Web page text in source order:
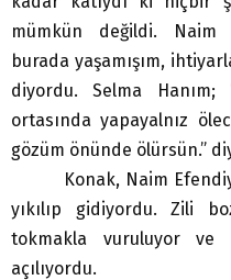
mümkün değildi. Naim
burada yaşamışım,
diyordu. Selma Hanım;
ortasında yapayalnız
gözüm önünde ölürsün.”
Konak, Naim
yıkılıp gidiyordu. Zili
tokmakla vuruluyor ve
açılıyordu.